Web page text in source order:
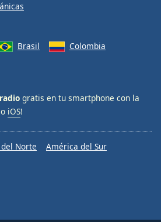
Brasil
Colombia
gratis en tu smartphone con la
o iOS!
Norte
América del Sur